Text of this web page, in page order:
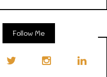
Follow Me